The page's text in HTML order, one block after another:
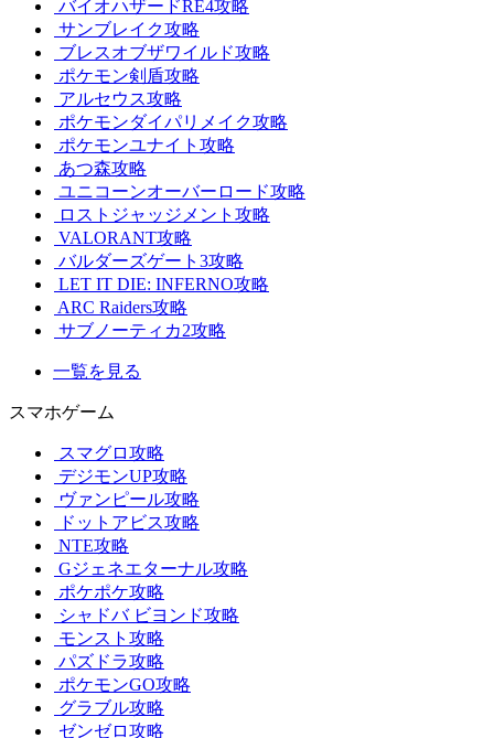
バイオハザードRE4攻略
サンブレイク攻略
ブレスオブザワイルド攻略
ポケモン剣盾攻略
アルセウス攻略
ポケモンダイパリメイク攻略
ポケモンユナイト攻略
あつ森攻略
ユニコーンオーバーロード攻略
ロストジャッジメント攻略
VALORANT攻略
バルダーズゲート3攻略
LET IT DIE: INFERNO攻略
ARC Raiders攻略
サブノーティカ2攻略
一覧を見る
スマホゲーム
スマグロ攻略
デジモンUP攻略
ヴァンピール攻略
ドットアビス攻略
NTE攻略
Gジェネエターナル攻略
ポケポケ攻略
シャドバ ビヨンド攻略
モンスト攻略
パズドラ攻略
ポケモンGO攻略
グラブル攻略
ゼンゼロ攻略